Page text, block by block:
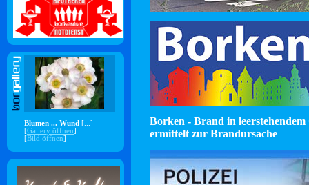
Blumen ... Wund [...]
[Gallery öffnen]
[Bild öffnen]
Borken - Brand in leerstehendem
ermittelt zur Brandursache